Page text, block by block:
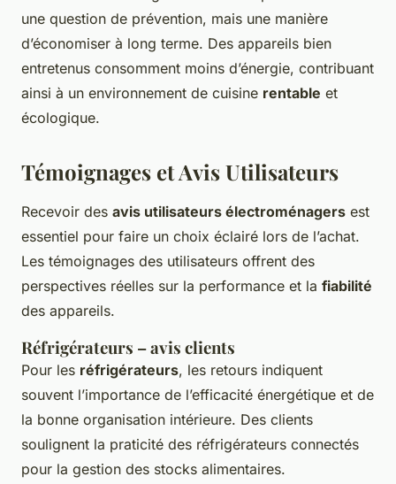
une question de prévention, mais une manière
d’économiser à long terme. Des appareils bien
entretenus consomment moins d’énergie, contribuant
ainsi à un environnement de cuisine rentable et
écologique.
Témoignages et Avis Utilisateurs
Recevoir des avis utilisateurs électroménagers est
essentiel pour faire un choix éclairé lors de l’achat.
Les témoignages des utilisateurs offrent des
perspectives réelles sur la performance et la fiabilité
des appareils.
Réfrigérateurs – avis clients
Pour les réfrigérateurs, les retours indiquent
souvent l’importance de l’efficacité énergétique et de
la bonne organisation intérieure. Des clients
soulignent la praticité des réfrigérateurs connectés
pour la gestion des stocks alimentaires.